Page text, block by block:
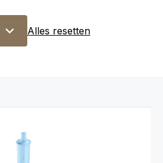
Alles resetten